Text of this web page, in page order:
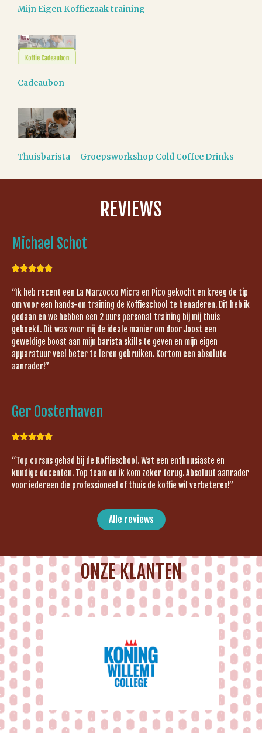
Mijn Eigen Koffiezaak training
Cadeaubon
Thuisbarista – Groepsworkshop Cold Coffee Drinks
REVIEWS
Michael Schot

“Ik heb recent een La Marzocco Micra en Pico gekocht en kreeg de tip
om voor een hands-on training de Koffieschool te benaderen. Dit heb ik
gedaan en we hebben een 2 uurs personal training bij mij thuis
geboekt. Dit was voor mij de ideale manier om door Joost een
geweldige boost aan mijn barista skills te geven en mijn eigen
apparatuur veel beter te leren gebruiken. Kortom een absolute
aanrader!”
Ger Oosterhaven

“Top cursus gehad bij de Koffieschool. Wat een enthousiaste en
kundige docenten. Top team en ik kom zeker terug. Absoluut aanrader
voor iedereen die professioneel of thuis de koffie wil verbeteren!”
Alle reviews
ONZE KLANTEN